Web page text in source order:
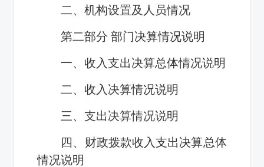
二、机构设置及人员情况
第二部分 部门决算情况说明
一、收入支出决算总体情况说明
二、收入决算情况说明
三、支出决算情况说明
四、财政拨款收入支出决算总体
情况说明